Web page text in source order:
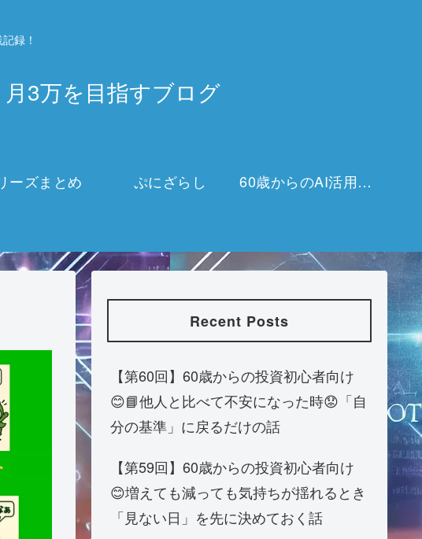
録！
3万を目指すブログ
ーズまとめ ぷにざらし 60歳からのAI活用チャレンジ
Recent Posts
【第60回】60歳からの投資初心者向け
😊📘他人と比べて不安になった時😟「自
分の基準」に戻るだけの話
【第59回】60歳からの投資初心者向け
😊増えても減っても気持ちが揺れるとき
「見ない日」を先に決めておく話